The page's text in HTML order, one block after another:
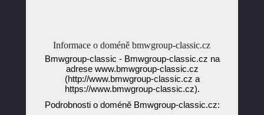
Informace o doméně bmwgroup-classic.cz
Bmwgroup-classic - Bmwgroup-classic.cz na
adrese www.bmwgroup-classic.cz
(http://www.bmwgroup-classic.cz a
https://www.bmwgroup-classic.cz).
Podrobnosti o doméně Bmwgroup-classic.cz: